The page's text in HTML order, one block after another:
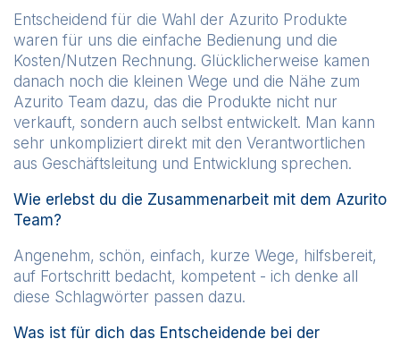
Entscheidend für die Wahl der Azurito Produkte
waren für uns die einfache Bedienung und die
Kosten/Nutzen Rechnung. Glücklicherweise kamen
danach noch die kleinen Wege und die Nähe zum
Azurito Team dazu, das die Produkte nicht nur
verkauft, sondern auch selbst entwickelt. Man kann
sehr unkompliziert direkt mit den Verantwortlichen
aus Geschäftsleitung und Entwicklung sprechen.
Wie erlebst du die Zusammenarbeit mit dem Azurito
Team?
Angenehm, schön, einfach, kurze Wege, hilfsbereit,
auf Fortschritt bedacht, kompetent - ich denke all
diese Schlagwörter passen dazu.
Was ist für dich das Entscheidende bei der